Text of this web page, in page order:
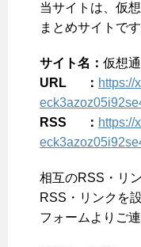
当サイトは、仮
まとめサイトです
サイト名： 仮想
URL ： https://
RSS ： https://
相互のRSS・リ
RSS・リンクを
フォームよりご